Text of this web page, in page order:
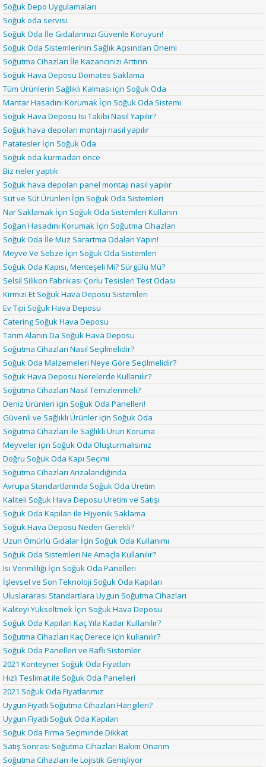
Soğuk Depo Uygulamaları
Soğuk oda servisi.
Soğuk Oda İle Gıdalarınızı Güvenle Koruyun!
Soğuk Oda Sistemlerinin Sağlık Açısından Önemi
Soğutma Cihazları İle Kazancınızı Arttırın
Soğuk Hava Deposu Domates Saklama
Tüm Ürünlerin Sağlıklı Kalması için Soğuk Oda
Mantar Hasadını Korumak İçin Soğuk Oda Sistemi
Soğuk Hava Deposu Isı Takibi Nasıl Yapılır?
Soğuk hava depoları montajı nasıl yapılır
Patatesler İçin Soğuk Oda
Soğuk oda kurmadan önce
Biz neler yaptık
Soğuk hava depoları panel montajı nasıl yapılır
Süt ve Süt Ürünleri İçin Soğuk Oda Sistemleri
Nar Saklamak İçin Soğuk Oda Sistemleri Kullanın
Soğan Hasadını Korumak İçin Soğutma Cihazları
Soğuk Oda İle Muz Sarartma Odaları Yapın!
Meyve Ve Sebze İçin Soğuk Oda Sistemleri
Soğuk Oda Kapısı, Menteşeli Mi? Sürgülü Mü?
Selsil Silikon Fabrikası Çorlu Tesisleri Test Odası
Kırmızı Et Soğuk Hava Deposu Sistemleri
Ev Tipi Soğuk Hava Deposu
Catering Soğuk Hava Deposu
Tarım Alanın Da Soğuk Hava Deposu
Soğutma Cihazları Nasıl Seçilmelidir?
Soğuk Oda Malzemeleri Neye Göre Seçilmelidir?
Soğuk Hava Deposu Nerelerde Kullanılır?
Soğutma Cihazları Nasıl Temizlenmeli?
Deniz Ürünleri için Soğuk Oda Panelleri!
Güvenli ve Sağlıklı Ürünler için Soğuk Oda
Soğutma Cihazları ile Sağlıklı Ürün Koruma
Meyveler için Soğuk Oda Oluşturmalısınız
Doğru Soğuk Oda Kapı Seçimi
Soğutma Cihazları Arızalandığında
Avrupa Standartlarında Soğuk Oda Üretim
Kaliteli Soğuk Hava Deposu Üretim ve Satışı
Soğuk Oda Kapıları ile Hijyenik Saklama
Soğuk Hava Deposu Neden Gerekli?
Uzun Ömürlü Gıdalar İçin Soğuk Oda Kullanımı
Soğuk Oda Sistemleri Ne Amaçla Kullanılır?
Isı Verimliliği İçin Soğuk Oda Panelleri
İşlevsel ve Son Teknoloji Soğuk Oda Kapıları
Uluslararası Standartlara Uygun Soğutma Cihazları
Kaliteyi Yükseltmek İçin Soğuk Hava Deposu
Soğuk Oda Kapıları Kaç Yıla Kadar Kullanılır?
Soğutma Cihazları Kaç Derece için kullanılır?
Soğuk Oda Panelleri ve Raflı Sistemler
2021 Konteyner Soğuk Oda Fiyatları
Hızlı Teslimat ile Soğuk Oda Panelleri
2021 Soğuk Oda Fiyatlarımız
Uygun Fiyatlı Soğutma Cihazları Hangileri?
Uygun Fiyatlı Soğuk Oda Kapıları
Soğuk Oda Firma Seçiminde Dikkat
Satış Sonrası Soğutma Cihazları Bakım Onarım
Soğutma Cihazları ile Lojistik Genişliyor